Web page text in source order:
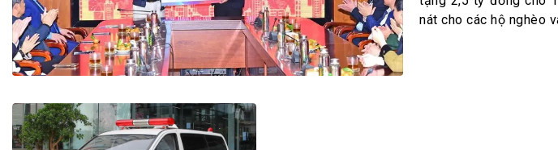
Bộ Chuẩn mực Đạo đức nghề nghiệp
Đối tác
Đấu giá tài sản
Thanh toán –Thẻ
Nhà quản trị
GÓP Ý CHÍNH SÁCH
nát cho các hộ nghèo